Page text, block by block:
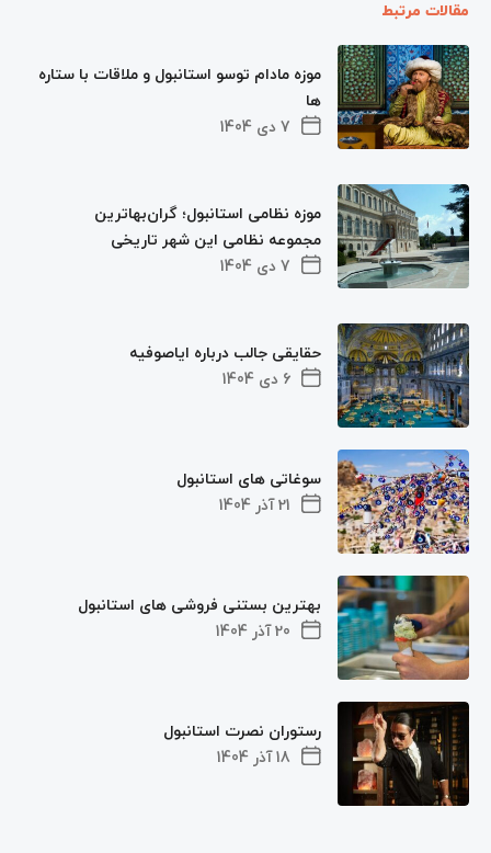
مقالات مرتبط
7 دی 1404
موزه مادام توسو استانبول و ملاقات با ستاره
ها
7 دی 1404
موزه نظامی استانبول؛ گران‌بهاترین
مجموعه نظامی این شهر تاریخی
6 دی 1404
حقایقی جالب درباره ایاصوفیه
21 آذر 1404
سوغاتی های استانبول
20 آذر 1404
بهترین بستنی فروشی های استانبول
18 آذر 1404
رستوران نصرت استانبول